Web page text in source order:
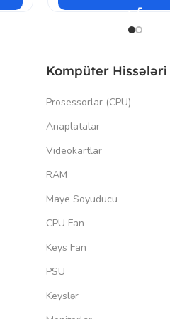
Kompüter Hissələri
Prosessorlar (CPU)
Anaplatalar
Videokartlar
RAM
Maye Soyuducu
CPU Fan
Keys Fan
PSU
Keyslər